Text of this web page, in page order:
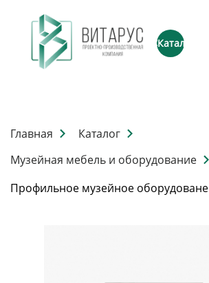
Каталог
Главная
Каталог
Музейная мебель и оборудование
Профильное музейное оборудоване